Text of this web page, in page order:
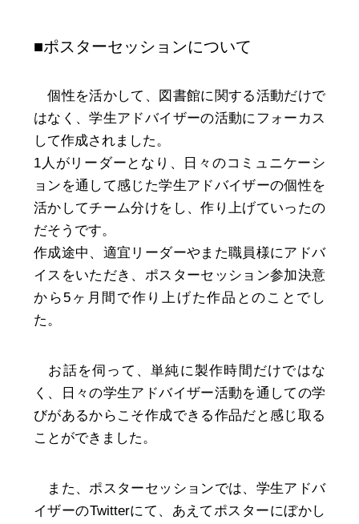
■ポスターセッションについて
個性を活かして、図書館に関する活動だけで
はなく、学生アドバイザーの活動にフォーカス
して作成されました。
1人がリーダーとなり、日々のコミュニケーシ
ョンを通して感じた学生アドバイザーの個性を
活かしてチーム分けをし、作り上げていったの
だそうです。
作成途中、適宜リーダーやまた職員様にアドバ
イスをいただき、ポスターセッション参加決意
から5ヶ月間で作り上げた作品とのことでし
た。
お話を伺って、単純に製作時間だけではな
く、日々の学生アドバイザー活動を通しての学
びがあるからこそ作成できる作品だと感じ取る
ことができました。
また、ポスターセッションでは、学生アドバ
イザーのTwitterにて、あえてポスターにぼかし